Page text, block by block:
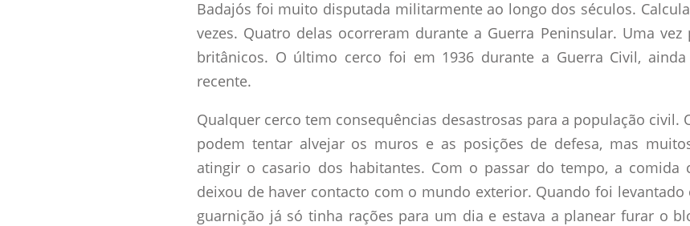
Badajós foi muito disputada militarmente ao longo dos séculos.
vezes. Quatro delas ocorreram durante a Guerra Peninsular. Uma
britânicos. O último cerco foi em 1936 durante a Guerra Civil,
recente.
Qualquer cerco tem consequências desastrosas para a população civil.
podem tentar alvejar os muros e as posições de defesa, mas
atingir o casario dos habitantes. Com o passar do tempo, a comida
deixou de haver contacto com o mundo exterior. Quando foi
guarnição já só tinha rações para um dia e estava a planear furar o